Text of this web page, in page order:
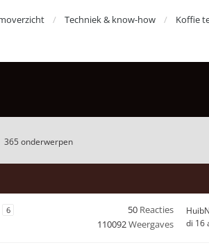
Techniek & know-how Koffie
365 onderwerpen
6 50 Reacties
110092Weergaves
HuibN
di 16